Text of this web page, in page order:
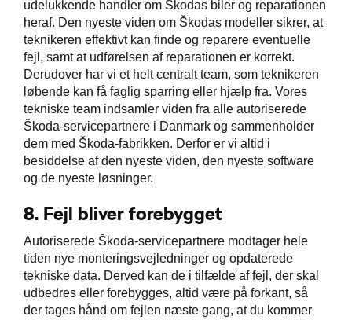
udelukkende handler om Škodas biler og reparationen
heraf. Den nyeste viden om Škodas modeller sikrer, at
teknikeren effektivt kan finde og reparere eventuelle
fejl, samt at udførelsen af reparationen er korrekt.
Derudover har vi et helt centralt team, som teknikeren
løbende kan få faglig sparring eller hjælp fra. Vores
tekniske team indsamler viden fra alle autoriserede
Škoda-servicepartnere i Danmark og sammenholder
dem med Škoda-fabrikken. Derfor er vi altid i
besiddelse af den nyeste viden, den nyeste software
og de nyeste løsninger.
8. Fejl bliver forebygget
Autoriserede Škoda-servicepartnere modtager hele
tiden nye monteringsvejledninger og opdaterede
tekniske data. Derved kan de i tilfælde af fejl, der skal
udbedres eller forebygges, altid være på forkant, så
der tages hånd om fejlen næste gang, at du kommer